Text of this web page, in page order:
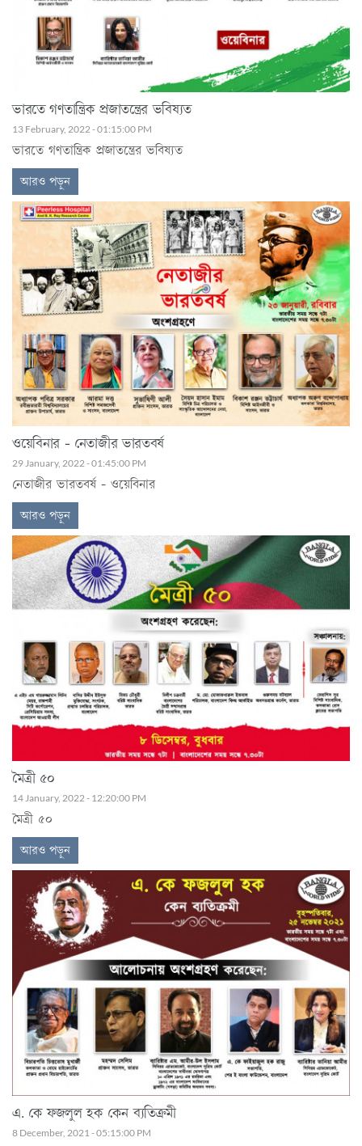
ভারতে গণতান্ত্রিক প্রজাতন্ত্রের ভবিষ্যত
13 February, 2022 - 01:15:00 PM
ভারতে গণতান্ত্রিক প্রজাতন্ত্রের ভবিষ্যত
আরও পড়ুন
ওয়েবিনার - নেতাজীর ভারতবর্ষ
29 January, 2022 - 01:45:00 PM
নেতাজীর ভারতবর্ষ - ওয়েবিনার
আরও পড়ুন
মৈত্রী ৫০
14 January, 2022 - 12:20:00 PM
মৈত্রী ৫০
আরও পড়ুন
এ. কে ফজলুল হক কেন ব্যতিক্রমী
8 December, 2021 - 05:15:00 PM